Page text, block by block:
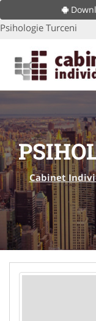
Psihologie Turceni
Cabinet